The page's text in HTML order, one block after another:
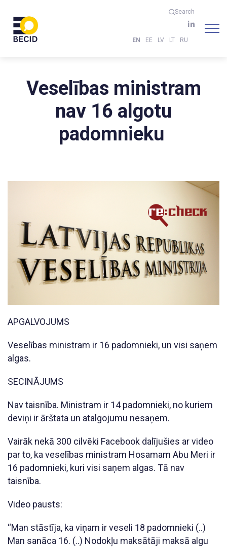
Search
EN EE LV LT RU
Veselības ministram
nav 16 algotu
padomnieku
APGALVOJUMS
Veselības ministram ir 16 padomnieki, un visi saņem
algas.
SECINĀJUMS
Nav taisnība. Ministram ir 14 padomnieki, no kuriem
deviņi ir ārštata un atalgojumu nesaņem.
Vairāk nekā 300 cilvēki Facebook dalījušies ar video
par to, ka veselības ministram Hosamam Abu Meri ir
16 padomnieki, kuri visi saņem algas. Tā nav
taisnība.
Video pausts:
“Man stāstīja, ka viņam ir veseli 18 padomnieki (..)
Man sanāca 16. (..) Nodokļu maksātāji maksā algu